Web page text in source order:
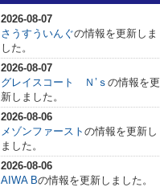
2026-08-07
さうすういんぐの情報を更新しま
した。
2026-08-07
グレイスコート Ｎ’ｓ の情報を更
新しました。
2026-08-06
メゾンファースト の情報を更新し
ました。
2026-08-06
AIWA Bの情報を更新しました。